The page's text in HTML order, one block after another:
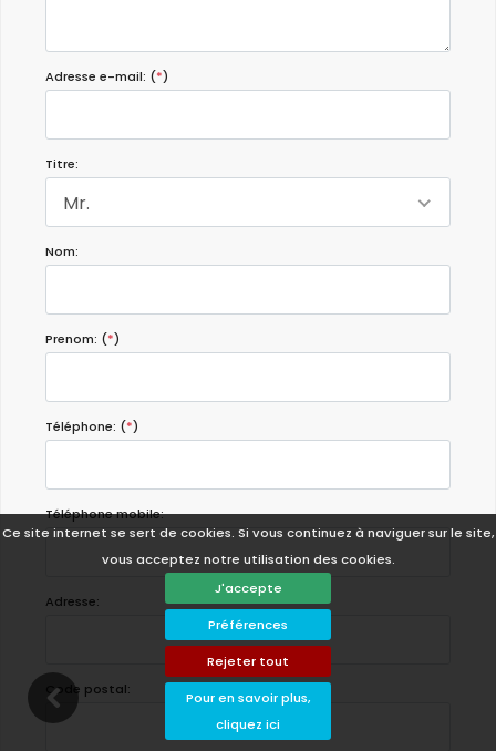
Ce site internet se sert de cookies. Si vous continuez à naviguer sur le site,
vous acceptez notre utilisation des cookies.
J'accepte
Préférences
Rejeter tout
Pour en savoir plus,
cliquez ici
Adresse e-mail: (*)
Titre:
Mr.
Nom:
Prenom: (*)
Téléphone: (*)
Téléphone mobile:
Adresse:
Code postal: